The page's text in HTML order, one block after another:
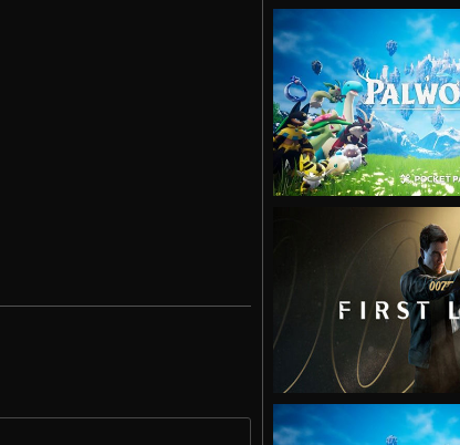
VIEW
VIEW